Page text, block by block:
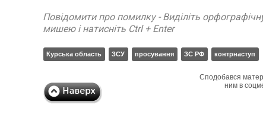
Повідомити про помилку - Виділіть
мишею і натисніть Ctrl + Enter
Курська область ЗСУ просування ЗС РФ контрнаступ
Сподобався
ним в